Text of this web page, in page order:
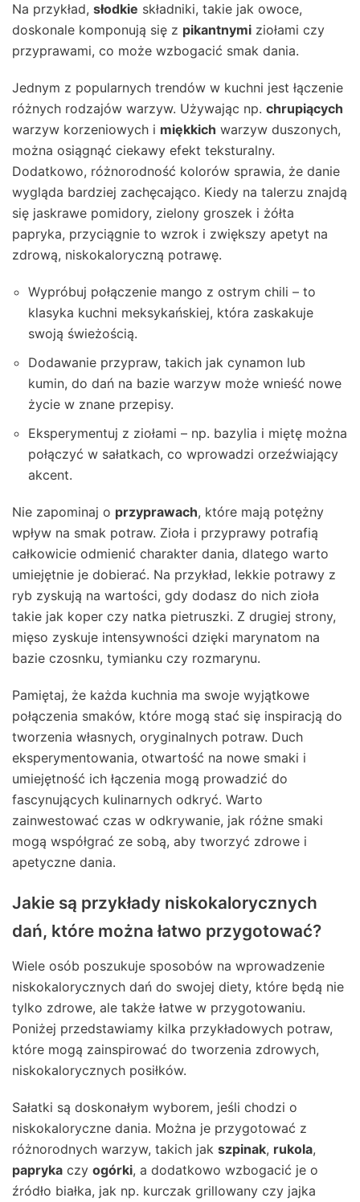
Na przykład, słodkie składniki, takie jak owoce,
doskonale komponują się z pikantnymi ziołami czy
przyprawami, co może wzbogacić smak dania.
Jednym z popularnych trendów w kuchni jest łączenie
różnych rodzajów warzyw. Używając np. chrupiących
warzyw korzeniowych i miękkich warzyw duszonych,
można osiągnąć ciekawy efekt teksturalny.
Dodatkowo, różnorodność kolorów sprawia, że danie
wygląda bardziej zachęcająco. Kiedy na talerzu znajdą
się jaskrawe pomidory, zielony groszek i żółta
papryka, przyciągnie to wzrok i zwiększy apetyt na
zdrową, niskokaloryczną potrawę.
Wypróbuj połączenie mango z ostrym chili – to
klasyka kuchni meksykańskiej, która zaskakuje
swoją świeżością.
Dodawanie przypraw, takich jak cynamon lub
kumin, do dań na bazie warzyw może wnieść nowe
życie w znane przepisy.
Eksperymentuj z ziołami – np. bazylia i miętę można
połączyć w sałatkach, co wprowadzi orzeźwiający
akcent.
Nie zapominaj o przyprawach, które mają potężny
wpływ na smak potraw. Zioła i przyprawy potrafią
całkowicie odmienić charakter dania, dlatego warto
umiejętnie je dobierać. Na przykład, lekkie potrawy z
ryb zyskują na wartości, gdy dodasz do nich zioła
takie jak koper czy natka pietruszki. Z drugiej strony,
mięso zyskuje intensywności dzięki marynatom na
bazie czosnku, tymianku czy rozmarynu.
Pamiętaj, że każda kuchnia ma swoje wyjątkowe
połączenia smaków, które mogą stać się inspiracją do
tworzenia własnych, oryginalnych potraw. Duch
eksperymentowania, otwartość na nowe smaki i
umiejętność ich łączenia mogą prowadzić do
fascynujących kulinarnych odkryć. Warto
zainwestować czas w odkrywanie, jak różne smaki
mogą współgrać ze sobą, aby tworzyć zdrowe i
apetyczne dania.
Jakie są przykłady niskokalorycznych
dań, które można łatwo przygotować?
Wiele osób poszukuje sposobów na wprowadzenie
niskokalorycznych dań do swojej diety, które będą nie
tylko zdrowe, ale także łatwe w przygotowaniu.
Poniżej przedstawiamy kilka przykładowych potraw,
które mogą zainspirować do tworzenia zdrowych,
niskokalorycznych posiłków.
Sałatki są doskonałym wyborem, jeśli chodzi o
niskokaloryczne dania. Można je przygotować z
różnorodnych warzyw, takich jak szpinak, rukola,
papryka czy ogórki, a dodatkowo wzbogacić je o
źródło białka, jak np. kurczak grillowany czy jajka